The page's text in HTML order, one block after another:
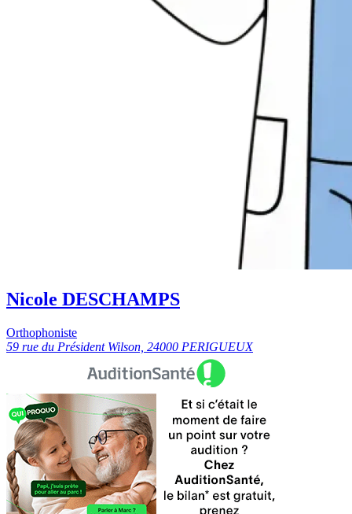
Nicole DESCHAMPS
Orthophoniste
59 rue du Président Wilson, 24000 PERIGUEUX